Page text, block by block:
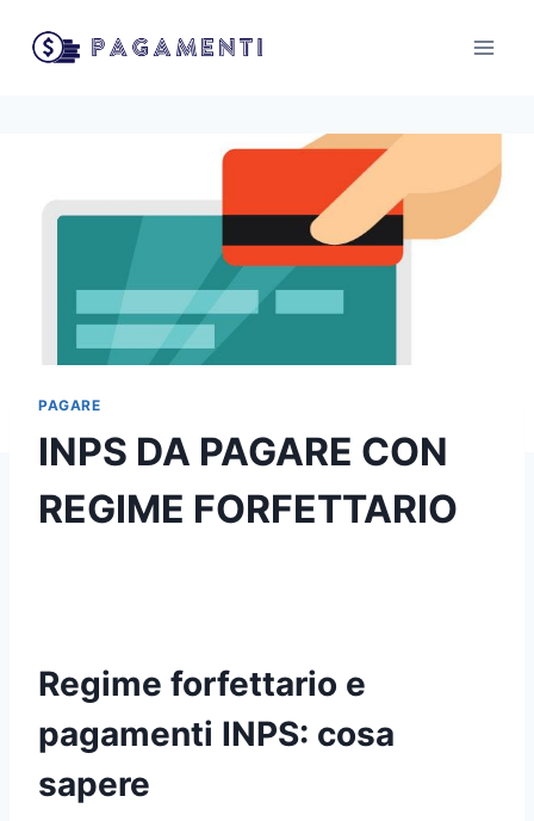
PAGARE
INPS DA PAGARE CON
REGIME FORFETTARIO
Regime forfettario e
pagamenti INPS: cosa
sapere